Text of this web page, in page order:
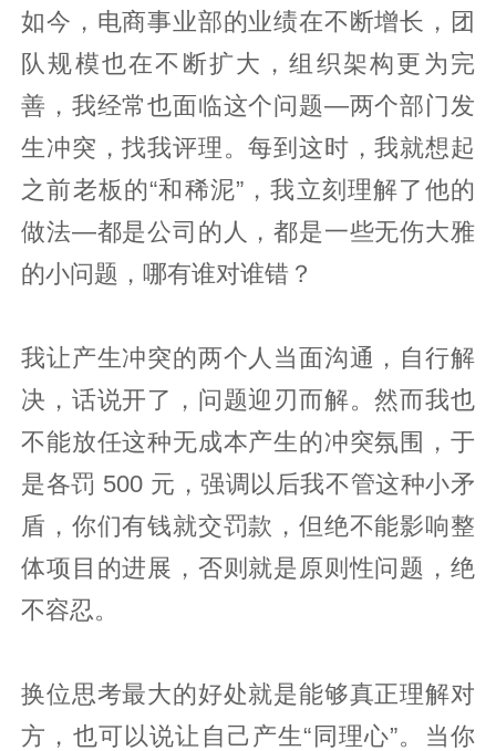
如今，电商事业部的业绩在不断增长，团
队规模也在不断扩大，组织架构更为完
善，我经常也面临这个问题—两个部门发
生冲突，找我评理。每到这时，我就想起
之前老板的“和稀泥”，我立刻理解了他的
做法—都是公司的人，都是一些无伤大雅
的小问题，哪有谁对谁错？
我让产生冲突的两个人当面沟通，自行解
决，话说开了，问题迎刃而解。然而我也
不能放任这种无成本产生的冲突氛围，于
是各罚 500 元，强调以后我不管这种小矛
盾，你们有钱就交罚款，但绝不能影响整
体项目的进展，否则就是原则性问题，绝
不容忍。
换位思考最大的好处就是能够真正理解对
方，也可以说让自己产生“同理心”。当你